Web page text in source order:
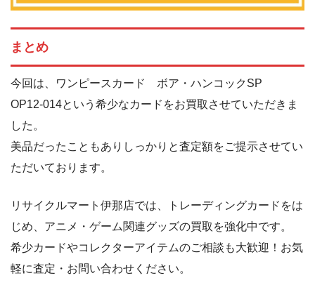
まとめ
今回は、ワンピースカード ボア・ハンコックSP
OP12-014という希少なカードをお買取させていただきま
した。
美品だったこともありしっかりと査定額をご提示させてい
ただいております。
リサイクルマート伊那店では、トレーディングカードをは
じめ、アニメ・ゲーム関連グッズの買取を強化中です。
希少カードやコレクターアイテムのご相談も大歓迎！お気
軽に査定・お問い合わせください。